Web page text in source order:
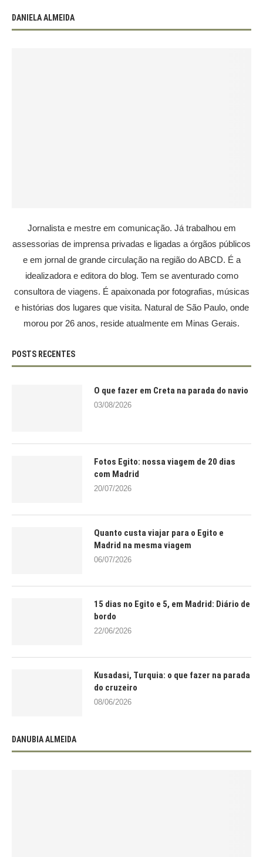
DANIELA ALMEIDA
Jornalista e mestre em comunicação. Já trabalhou em
assessorias de imprensa privadas e ligadas a órgãos públicos
e em jornal de grande circulação na região do ABCD. É a
idealizadora e editora do blog. Tem se aventurado como
consultora de viagens. É apaixonada por fotografias, músicas
e histórias dos lugares que visita. Natural de São Paulo, onde
morou por 26 anos, reside atualmente em Minas Gerais.
POSTS RECENTES
O que fazer em Creta na parada do navio
03/08/2026
Fotos Egito: nossa viagem de 20 dias
com Madrid
20/07/2026
Quanto custa viajar para o Egito e
Madrid na mesma viagem
06/07/2026
15 dias no Egito e 5, em Madrid: Diário de
bordo
22/06/2026
Kusadasi, Turquia: o que fazer na parada
do cruzeiro
08/06/2026
DANUBIA ALMEIDA